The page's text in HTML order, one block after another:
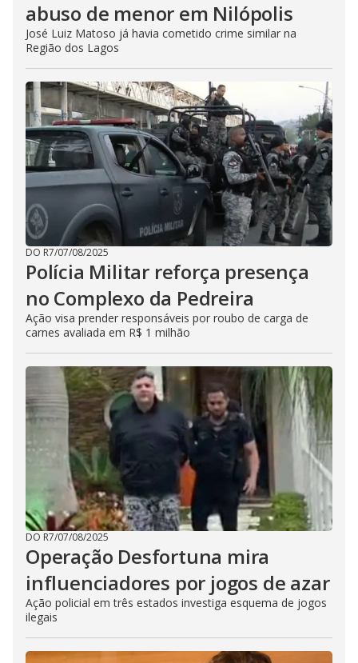
abuso de menor em Nilópolis
José Luiz Matoso já havia cometido crime similar na
Região dos Lagos
DO R7/07/08/2025
Polícia Militar reforça presença
no Complexo da Pedreira
Ação visa prender responsáveis por roubo de carga de
carnes avaliada em R$ 1 milhão
DO R7/07/08/2025
Operação Desfortuna mira
influenciadores por jogos de azar
Ação policial em três estados investiga esquema de jogos
ilegais